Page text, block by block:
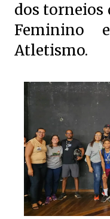
dos torneios
Feminino
Atletismo.